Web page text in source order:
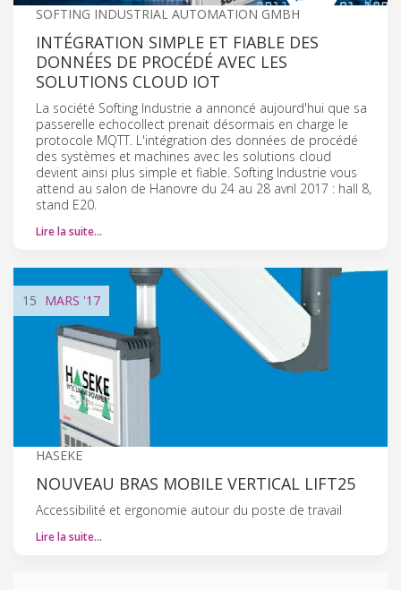
SOFTING INDUSTRIAL AUTOMATION GMBH
INTÉGRATION SIMPLE ET FIABLE DES
DONNÉES DE PROCÉDÉ AVEC LES
SOLUTIONS CLOUD IOT
La société Softing Industrie a annoncé aujourd'hui que sa
passerelle echocollect prenait désormais en charge le
protocole MQTT. L'intégration des données de procédé
des systèmes et machines avec les solutions cloud
devient ainsi plus simple et fiable. Softing Industrie vous
attend au salon de Hanovre du 24 au 28 avril 2017 : hall 8,
stand E20.
Lire la suite…
15 MARS '17
HASEKE
NOUVEAU BRAS MOBILE VERTICAL LIFT25
Accessibilité et ergonomie autour du poste de travail
Lire la suite…